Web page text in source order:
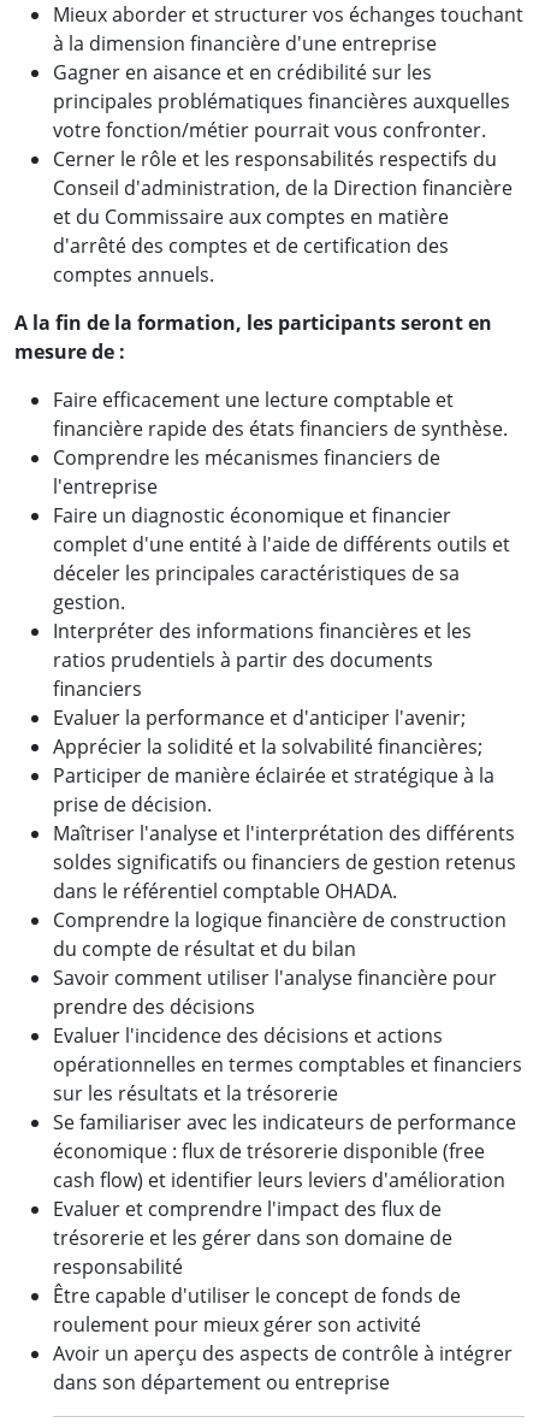
Mieux aborder et structurer vos échanges touchant
à la dimension financière d'une entreprise
Gagner en aisance et en crédibilité sur les
principales problématiques financières auxquelles
votre fonction/métier pourrait vous confronter.
Cerner le rôle et les responsabilités respectifs du
Conseil d'administration, de la Direction financière
et du Commissaire aux comptes en matière
d'arrêté des comptes et de certification des
comptes annuels.
A la fin de la formation, les participants seront en
mesure de :
Faire efficacement une lecture comptable et
financière rapide des états financiers de synthèse.
Comprendre les mécanismes financiers de
l'entreprise
Faire un diagnostic économique et financier
complet d'une entité à l'aide de différents outils et
déceler les principales caractéristiques de sa
gestion.
Interpréter des informations financières et les
ratios prudentiels à partir des documents
financiers
Evaluer la performance et d'anticiper l'avenir;
Apprécier la solidité et la solvabilité financières;
Participer de manière éclairée et stratégique à la
prise de décision.
Maîtriser l'analyse et l'interprétation des différents
soldes significatifs ou financiers de gestion retenus
dans le référentiel comptable OHADA.
Comprendre la logique financière de construction
du compte de résultat et du bilan
Savoir comment utiliser l'analyse financière pour
prendre des décisions
Evaluer l'incidence des décisions et actions
opérationnelles en termes comptables et financiers
sur les résultats et la trésorerie
Se familiariser avec les indicateurs de performance
économique : flux de trésorerie disponible (free
cash flow) et identifier leurs leviers d'amélioration
Evaluer et comprendre l'impact des flux de
trésorerie et les gérer dans son domaine de
responsabilité
Être capable d'utiliser le concept de fonds de
roulement pour mieux gérer son activité
Avoir un aperçu des aspects de contrôle à intégrer
dans son département ou entreprise